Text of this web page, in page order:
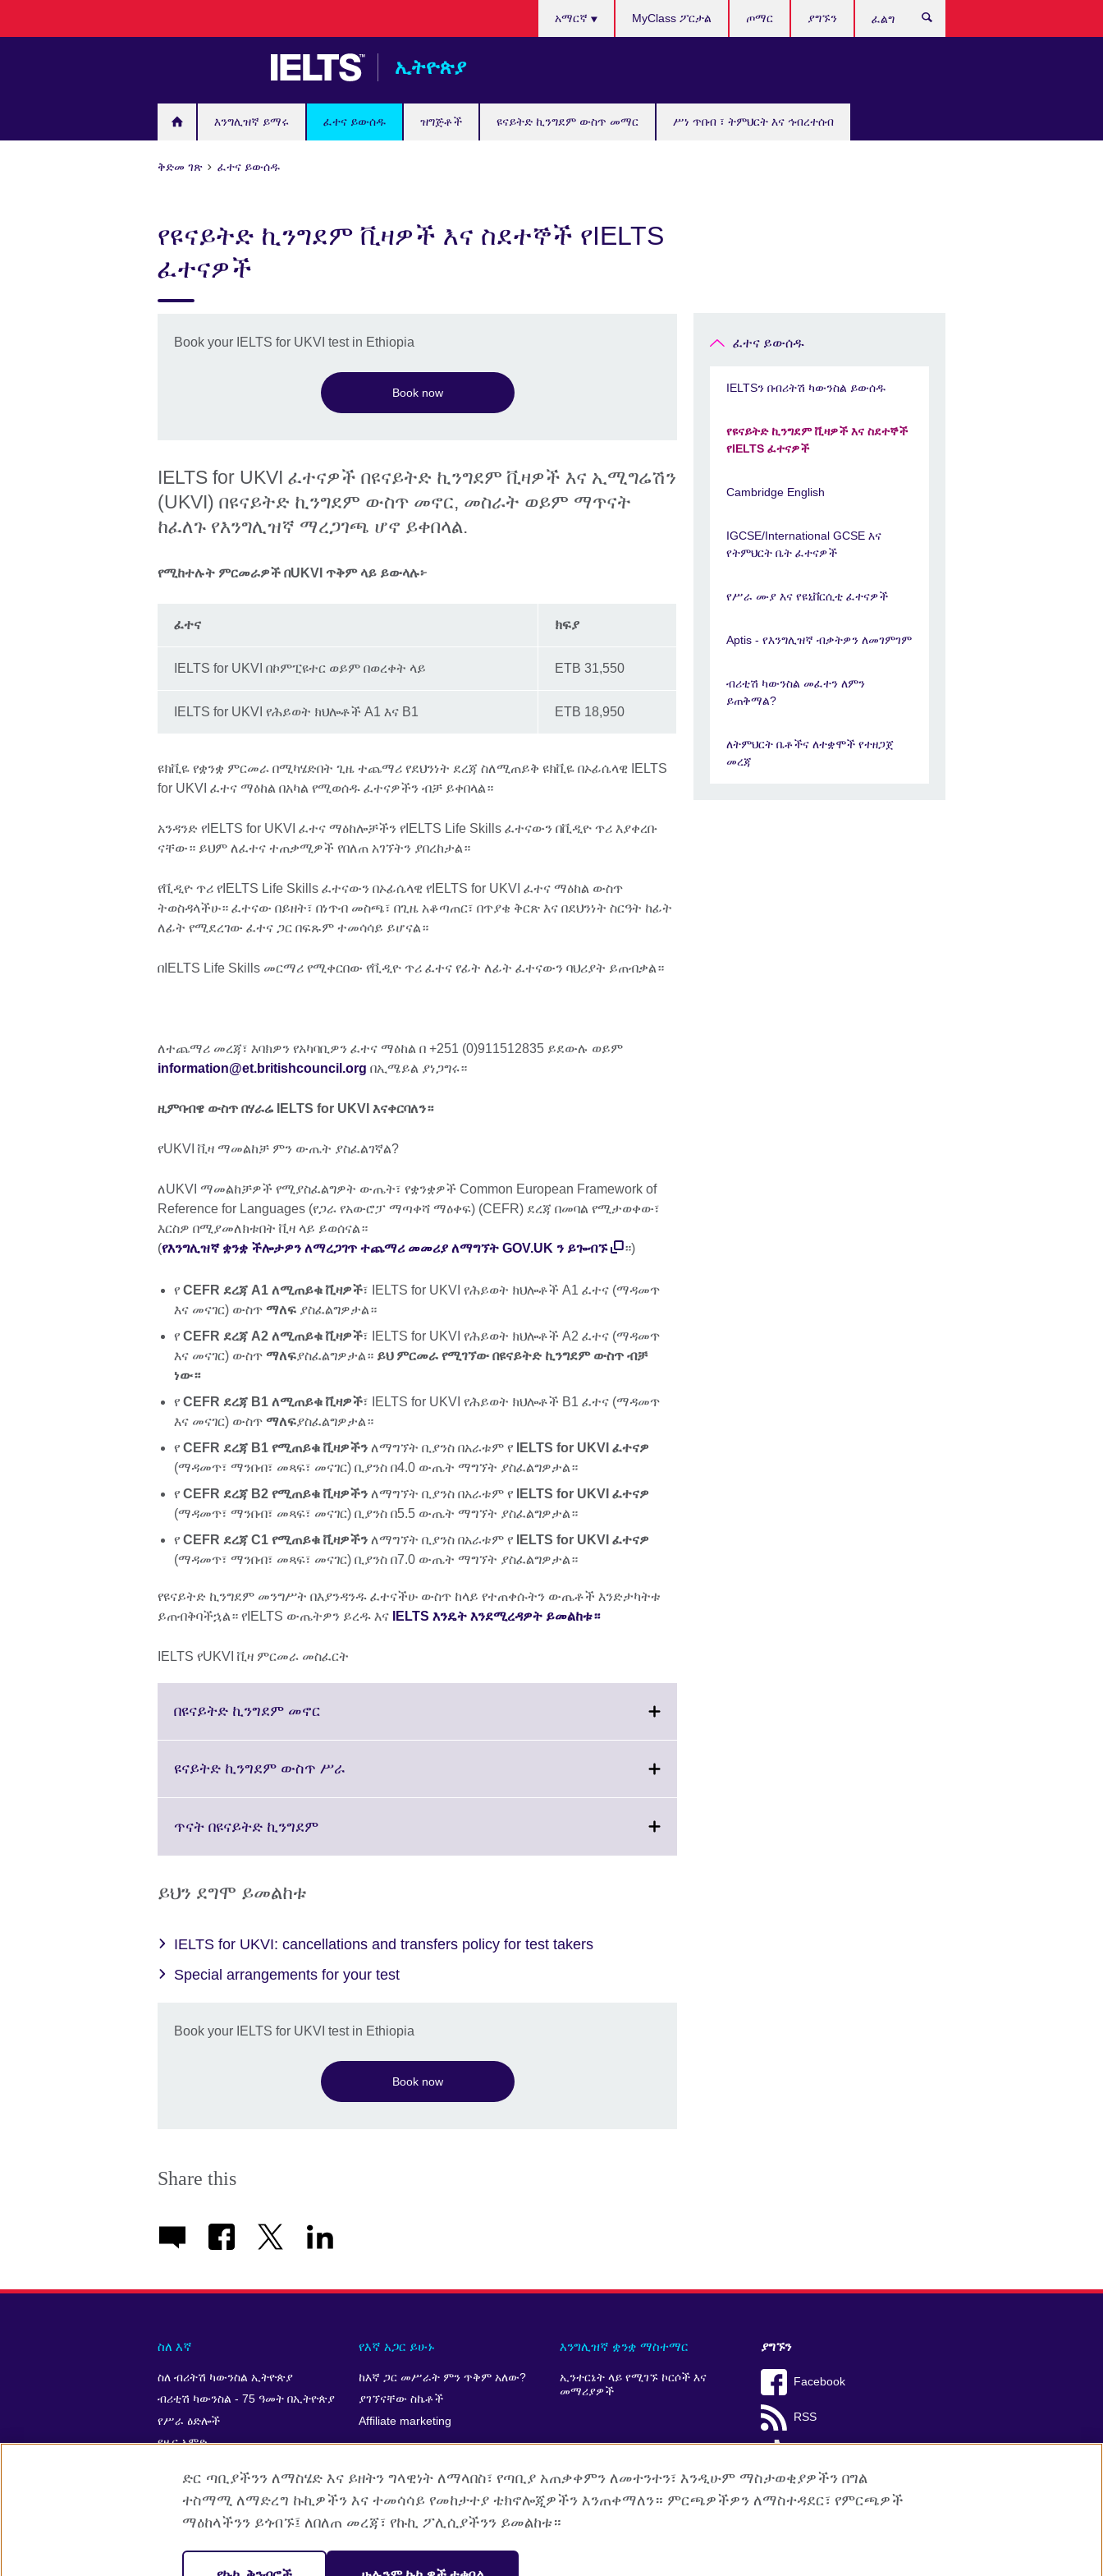
ኢትዮጵያ
እንግሊዝኛ ይማሩ ፈተና ይውሰዱ ዝግጅቶች ዩናይትድ ኪንግደም ውስጥ መማር ሥነ ጥበብ ፣ ትምህርት እና ኅብረተሰብ
አማርኛ MyClass ፖርታል ጦማር ያግኙን
ቅድመ ገጽ ፈተና ይውሰዱ
የዩናይትድ ኪንግደም ቪዛዎች እና ስደተኞች የIELTS
ፈተናዎች
Book your IELTS for UKVI test in Ethiopia
Book now
IELTS for UKVI ፈተናዎች በዩናይትድ ኪንግደም ቪዛዎች እና ኢሚግሬሽን
(UKVI) በዩናይትድ ኪንግደም ውስጥ መኖር, መስራት ወይም ማጥናት
ከፈለጉ የእንግሊዝኛ ማረጋገጫ ሆኖ ይቀበላል.
የሚከተሉት ምርመራዎች በUKVI ጥቅም ላይ ይውላሉ፦
ፈተና ክፍያ
IELTS for UKVI በኮምፒዩተር ወይም በወረቀት ላይ ETB 31,550
IELTS for UKVI የሕይወት ክህሎቶች A1 እና B1 ETB 18,950
ዩክቪዬ የቋንቋ ምርመራ በሚካሄድበት ጊዜ ተጨማሪ የደህንነት ደረጃ ስለሚጠይቅ ዩክቪዬ በኦፊሴላዊ IELTS
for UKVI ፈተና ማዕከል በአካል የሚወሰዱ ፈተናዎችን ብቻ ይቀበላል።
አንዳንድ የIELTS for UKVI ፈተና ማዕከሎቻችን የIELTS Life Skills ፈተናውን በቪዲዮ ጥሪ እያቀረቡ
ናቸው። ይህም ለፈተና ተጠቃሚዎች የበለጠ አገኘትን ያበረከታል።
የቪዲዮ ጥሪ የIELTS Life Skills ፈተናውን በኦፊሴላዊ የIELTS for UKVI ፈተና ማዕከል ውስጥ
ትወስዳላችሁ። ፈተናው በይዘት፣ በነጥብ መስጫ፣ በጊዜ አቆጣጠር፣ በጥያቄ ቅርጽ እና በደህንነት ስርዓት ከፊት
ለፊት የሚደረገው ፈተና ጋር በፍጹም ተመሳሳይ ይሆናል።
በIELTS Life Skills መርማሪ የሚቀርበው የቪዲዮ ጥሪ ፈተና የፊት ለፊት ፈተናውን ባህሪያት ይጠብቃል።
ለተጨማሪ መረጃ፣ እባክዎን የአካባቢዎን ፈተና ማዕከል በ +251 (0)911512835 ይደውሉ ወይም
information@et.britishcouncil.org በኢሜይል ያነጋግሩ።
ዚምባብዌ ውስጥ በሃራሬ IELTS for UKVI እናቀርባለን።
የUKVI ቪዛ ማመልከቻ ምን ውጤት ያስፈልገኛል?
ለUKVI ማመልከቻዎች የሚያስፈልግዎት ውጤት፣ የቋንቋዎች Common European Framework of
Reference for Languages (የጋራ የአውሮፓ ማጣቀሻ ማዕቀፍ) (CEFR) ደረጃ በመባል የሚታወቀው፣
እርስዎ በሚያመለክቱበት ቪዛ ላይ ይወሰናል።
(የእንግሊዝኛ ቋንቋ ችሎታዎን ለማረጋገጥ ተጨማሪ መመሪያ ለማግኘት GOV.UK ን ይጐብኙ ።)
የ CEFR ደረጃ A1 ለሚጠይቁ ቪዛዎች፣ IELTS for UKVI የሕይወት ክህሎቶች A1 ፈተና (ማዳመጥ
እና መናገር) ውስጥ ማለፍ ያስፈልግዎታል።
የ CEFR ደረጃ A2 ለሚጠይቁ ቪዛዎች፣ IELTS for UKVI የሕይወት ክህሎቶች A2 ፈተና (ማዳመጥ
እና መናገር) ውስጥ ማለፍያስፈልግዎታል። ይህ ምርመራ የሚገኘው በዩናይትድ ኪንግደም ውስጥ ብቻ
ነው።
የ CEFR ደረጃ B1 ለሚጠይቁ ቪዛዎች፣ IELTS for UKVI የሕይወት ክህሎቶች B1 ፈተና (ማዳመጥ
እና መናገር) ውስጥ ማለፍያስፈልግዎታል።
የ CEFR ደረጃ B1 የሚጠይቁ ቪዛዎችን ለማግኘት ቢያንስ በአራቱም የ
IELTS for UKVI ፈተናዎ
(ማዳመጥ፣ ማንበብ፣ መጻፍ፣ መናገር) ቢያንስ በ4.0 ውጤት ማግኘት ያስፈልግዎታል።
የ CEFR ደረጃ B2 የሚጠይቁ ቪዛዎችን ለማግኘት ቢያንስ በአራቱም የ
IELTS for UKVI ፈተናዎ
(ማዳመጥ፣ ማንበብ፣ መጻፍ፣ መናገር) ቢያንስ በ5.5 ውጤት ማግኘት ያስፈልግዎታል።
የ CEFR ደረጃ C1 የሚጠይቁ ቪዛዎችን ለማግኘት ቢያንስ በአራቱም የ
IELTS for UKVI ፈተናዎ
(ማዳመጥ፣ ማንበብ፣ መጻፍ፣ መናገር) ቢያንስ በ7.0 ውጤት ማግኘት ያስፈልግዎታል።
የዩናይትድ ኪንግደም መንግሥት በእያንዳንዱ ፈተናችሁ ውስጥ ከላይ የተጠቀሱትን ውጤቶች እንድታካትቱ
ይጠብቅባችኋል። የIELTS ውጤትዎን ይረዱ እና
IELTS እንዴት እንደሚረዳዎት ይመልከቱ።
IELTS የUKVI ቪዛ ምርመራ መስፈርት
በዩናይትድ ኪንግደም መኖር
More
ዩናይትድ ኪንግደም ውስጥ ሥራ
ጥናት በዩናይትድ ኪንግደምClick
ይህን ደግሞ ይመልከቱ
IELTS for UKVI: cancellations and transfers policy for test takers
Special arrangements for your test
Book your IELTS for UKVI test in Ethiopia
Book now
Share this
ፈተና ይውሰዱ
IELTSን በብሪትሽ ካውንስል ይውሰዱ
የዩናይትድ ኪንግደም ቪዛዎች እና ስደተኞች
የIELTS ፈተናዎች
Cambridge English
IGCSE/International GCSE እና
የትምህርት ቤት ፈተናዎች
የሥራ ሙያ እና የዩኒቨርሲቲ ፈተናዎች
Aptis - የእንግሊዝኛ ብቃትዎን ለመገምገም
ብሪቲሽ ካውንስል መፈተን ለምን
ይጠቅማል?
ለትምህርት ቤቶችና ለተቋሞች የተዘጋጀ
መረጃ
ስለ እኛ
ስለ ብሪትሽ ካውንስል ኢትዮጵያ
ብሪቲሽ ካውንስል - 75 ዓመት በኢትዮጵያ
የሥራ ዕድሎች
የዜና አምድ
የእኛ አጋር ይሁኑ
ከእኛ ጋር መሥራት ምን ጥቅም አለው?
ያገኘናቸው ስኬቶች
Affiliate marketing
እንግሊዝኛ ቋንቋ ማስተማር
ኢንተርኔት ላይ የሚገኙ ኮርሶች እና
መማሪያዎች
ያግኙን
Facebook
RSS
ድር ጣቢያችንን ለማስሄድ እና ይዘትን ግላዊነት ለማላበስ፣ የጣቢያ አጠቃቀምን ለመተንተን፣ እንዲሁም ማስታወቂያዎችን በግል
ተስማሚ ለማድረግ ኩኪዎችን እና ተመሳሳይ የመከታተያ ቴክኖሎጂዎችን እንጠቀማለን። ምርጫዎችዎን ለማስተዳደር፣ የምርጫዎች
ማዕከላችንን ይጎብኙ፤ ለበለጠ መረጃ፣ የኩኪ ፖሊሲያችንን ይመልከቱ።